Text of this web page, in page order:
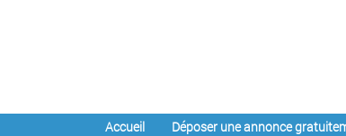
Accueil Déposer une annonce